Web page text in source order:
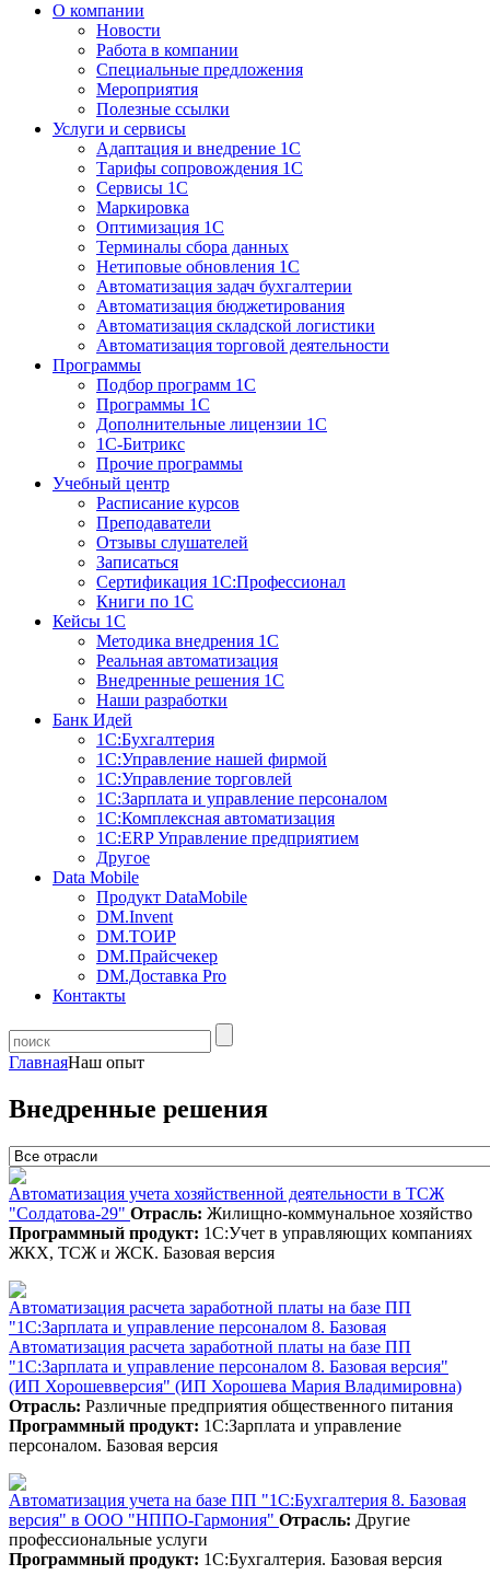
О компании
Новости
Работа в компании
Специальные предложения
Мероприятия
Полезные ссылки
Услуги и сервисы
Адаптация и внедрение 1С
Тарифы сопровождения 1С
Сервисы 1С
Маркировка
Оптимизация 1С
Терминалы сбора данных
Нетиповые обновления 1С
Автоматизация задач бухгалтерии
Автоматизация бюджетирования
Автоматизация складской логистики
Автоматизация торговой деятельности
Программы
Подбор программ 1С
Программы 1С
Дополнительные лицензии 1С
1С-Битрикс
Прочие программы
Учебный центр
Расписание курсов
Преподаватели
Отзывы слушателей
Записаться
Сертификация 1С:Профессионал
Книги по 1С
Кейсы 1С
Методика внедрения 1С
Реальная автоматизация
Внедренные решения 1С
Наши разработки
Банк Идей
1С:Бухгалтерия
1С:Управление нашей фирмой
1С:Управление торговлей
1С:Зарплата и управление персоналом
1С:Комплексная автоматизация
1С:ERP Управление предприятием
Другое
Data Mobile
Продукт DataMobile
DM.Invent
DM.ТОИР
DM.Прайсчекер
DM.Доставка Pro
Контакты
ГлавнаяНаш опыт
Внедренные решения
Автоматизация учета хозяйственной деятельности в ТСЖ
"Солдатова-29" Отрасль: Жилищно-коммунальное хозяйство
Программный продукт: 1С:Учет в управляющих компаниях
ЖКХ, ТСЖ и ЖСК. Базовая версия
Автоматизация расчета заработной платы на базе ПП
"1С:Зарплата и управление персоналом 8. Базовая
Автоматизация расчета заработной платы на базе ПП
"1С:Зарплата и управление персоналом 8. Базовая версия"
(ИП Хорошевверсия" (ИП Хорошева Мария Владимировна)
Отрасль: Различные предприятия общественного питания
Программный продукт: 1С:Зарплата и управление
персоналом. Базовая версия
Автоматизация учета на базе ПП "1С:Бухгалтерия 8. Базовая
версия" в ООО "НППО-Гармония" Отрасль: Другие
профессиональные услуги
Программный продукт: 1С:Бухгалтерия. Базовая версия